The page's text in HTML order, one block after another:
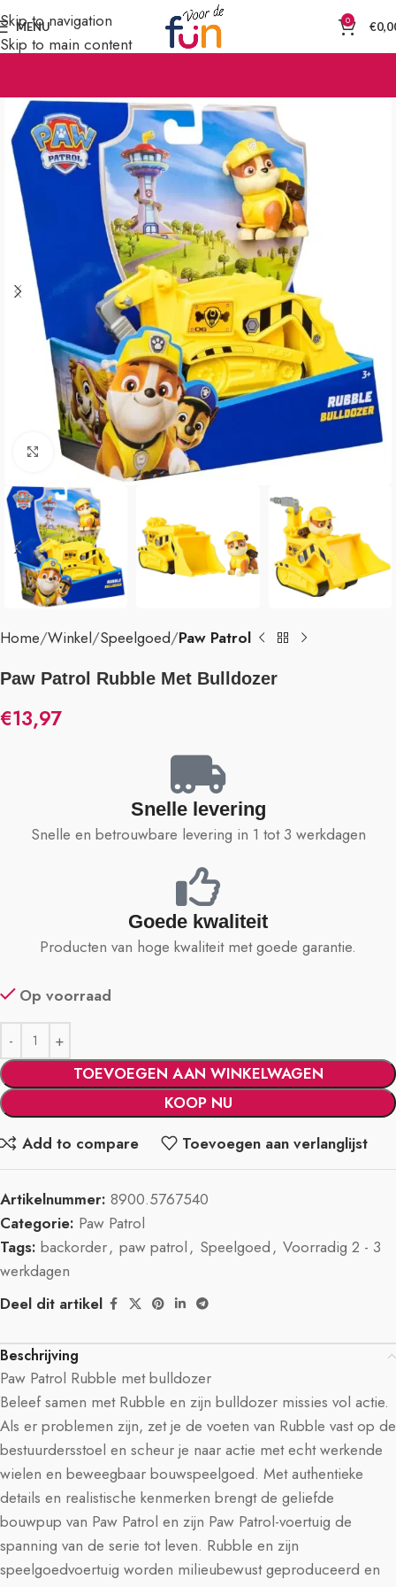
Skip to navigation
Skip to main content
MENU 0 €
Klik om te vergroten
Home Winkel Speelgoed Paw Patrol
Paw Patrol Rubble Met Bulldozer
€13,97
Snelle levering
Snelle en betrouwbare levering in 1 tot 3 werkdagen
Goede kwaliteit
Producten van hoge kwaliteit met goede garantie.
Op voorraad
TOEVOEGEN AAN WINKELWAGEN
KOOP NU
Add to compare
Toevoegen aan verlanglijst
Artikelnummer: 8900.5767540
Categorie: Paw Patrol
Tags: backorder, paw patrol, Speelgoed, Voorradig 2 - 3
werkdagen
Deel dit artikel
Beschrijving
Paw Patrol Rubble met bulldozer
Beleef samen met Rubble en zijn bulldozer missies vol actie.
Als er problemen zijn, zet je de voeten van Rubble vast op de
bestuurdersstoel en scheur je naar actie met echt werkende
wielen en beweegbaar bouwspeelgoed. Met authentieke
details en realistische kenmerken brengt de geliefde
bouwpup van Paw Patrol en zijn Paw Patrol-voertuig de
spanning van de serie tot leven. Rubble en zijn
speelgoedvoertuig worden milieubewust geproduceerd en